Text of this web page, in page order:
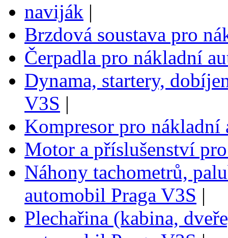
naviják |
Brzdová soustava pro
Čerpadla pro nákladní
Dynama, startery,
V3S |
Kompresor pro nákladní
Motor a příslušenství
Náhony tachometrů,
automobil Praga V3S |
Plechařina (kabina,